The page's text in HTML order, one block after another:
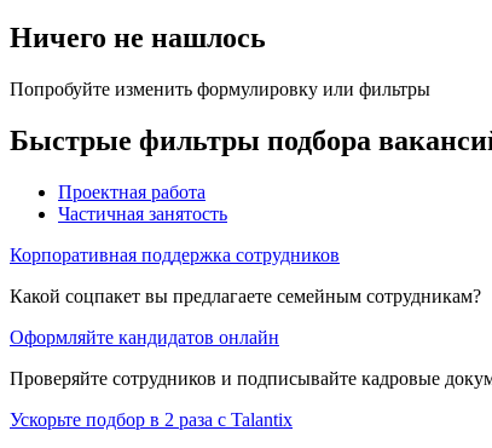
Ничего не нашлось
Попробуйте изменить формулировку или фильтры
Быстрые фильтры подбора
Проектная работа
Частичная занятость
Корпоративная поддержка сотрудников
Какой соцпакет вы предлагаете семейным сотрудникам?
Оформляйте кандидатов онлайн
Проверяйте сотрудников и подписывайте кадровые
Ускорьте подбор в 2 раза с Talantix